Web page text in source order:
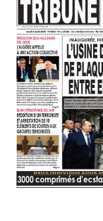
Blida : la bataille du 22 février à Sebaghnia, un des faits marquants de la Révolution de Novembre